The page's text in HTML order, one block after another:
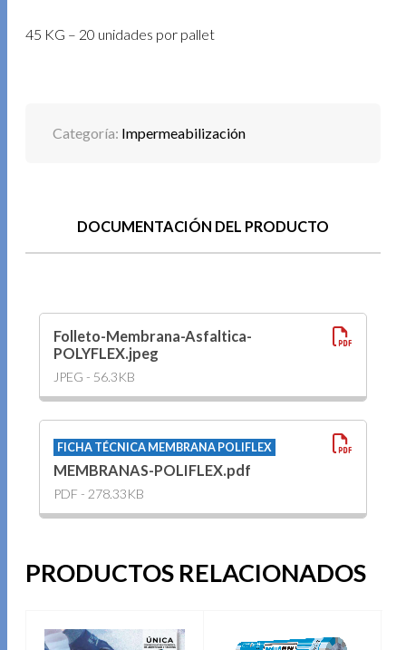
45 KG – 20 unidades por pallet
Categoría: Impermeabilización
DOCUMENTACIÓN DEL PRODUCTO
Folleto-Membrana-Asfaltica-
POLYFLEX.jpeg
JPEG - 56.3KB
FICHA TÉCNICA MEMBRANA POLIFLEX
MEMBRANAS-POLIFLEX.pdf
PDF - 278.33KB
PRODUCTOS RELACIONADOS